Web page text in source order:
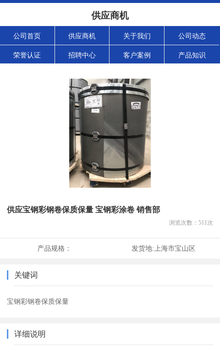
供应商机
公司首页 供应商机 关于我们 公司动态
荣誉认证 招聘中心 客户案例 产品知识
供应宝钢彩钢卷保质保量 宝钢彩涂卷 销售部
浏览次数： 511次
产品规格： 发货地: 上海市宝山区
关键词
宝钢彩钢卷保质保量
详细说明